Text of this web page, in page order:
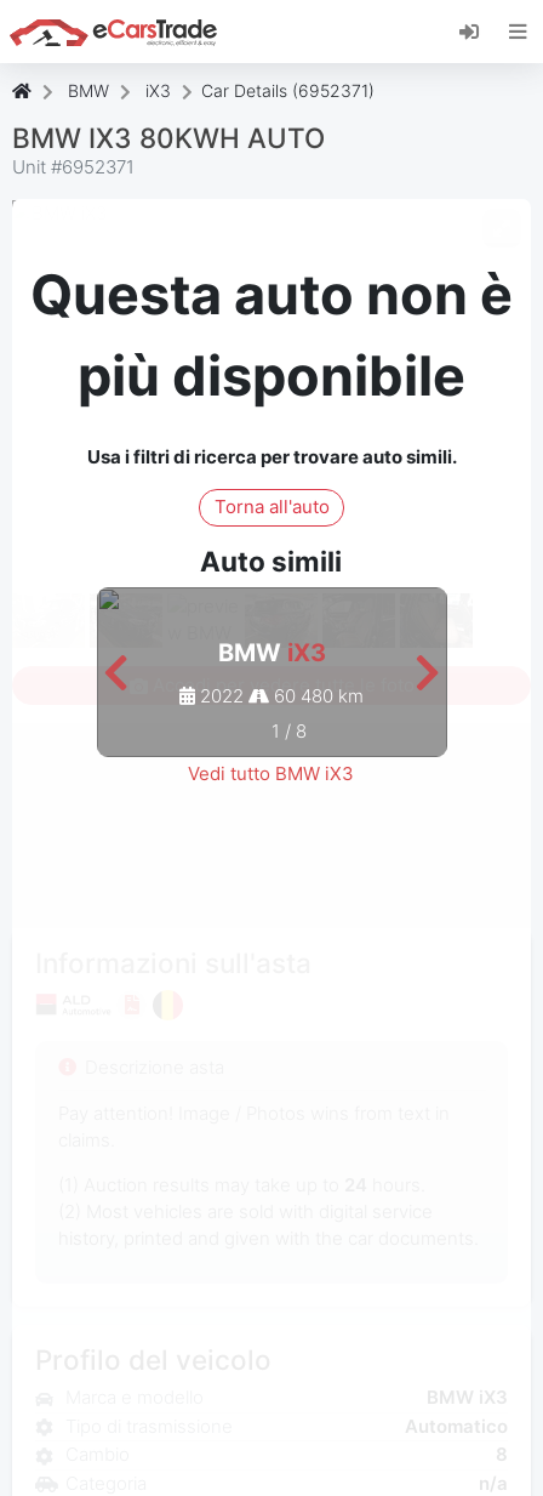
Installa l'app web di eCarsTrade, aggiungila alla
schermata iniziale e ricevi aggiornamenti
BMW iX3 Car Details (6952371)
BMW IX3 80KWH AUTO
Unit #6952371
Questa auto non è
più disponibile
Usa i filtri di ricerca per trovare auto simili.
Torna all'auto
Auto simili
BMW iX3
2022
60 480 km
1 / 8
Vedi tutto BMW iX3
Accedi per vedere tutte le foto
BMW iX3
Automatico
8
n/a